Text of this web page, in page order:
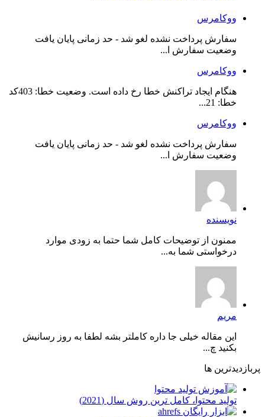
ووکامرس
سفارش پرداخت نشده لغو شد - حد زمانی پایان یافت
وضعیت سفارش ا...
ووکامرس
هنگام ایجاد تراکنش خطا رخ داده است. وضعیت خطا: 403کد
خطا: 21...
ووکامرس
سفارش پرداخت نشده لغو شد - حد زمانی پایان یافت
وضعیت سفارش ا...
نویسنده
ممنون از توضیحات کامل شما حتما به زودی موارد
درخواستی شما به...
مریم
این مقاله خیلی جا داره کاملتر بشه لطفا به روز رسانیش
بکنید چ...
پربازدیدترین ها
توليد محتوا، کامل ترین روش سال (2021)